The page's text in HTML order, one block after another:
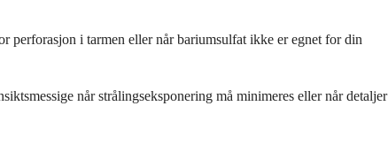
perforasjon i tarmen eller når bariumsulfat ikke er egnet for din
når strålingseksponering må minimeres eller når detaljer